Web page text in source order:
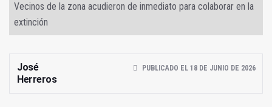
Vecinos de la zona acudieron de inmediato para colaborar en la
extinción
José
Herreros
PUBLICADO EL 18 DE JUNIO DE 2026